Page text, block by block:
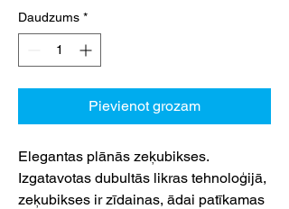
Daudzums *
Pievienot grozam
Elegantas plānās zeķubikses.
Izgatavotas dubultās likras tehnoloģijā,
zeķubikses ir zīdainas, ādai patīkamas